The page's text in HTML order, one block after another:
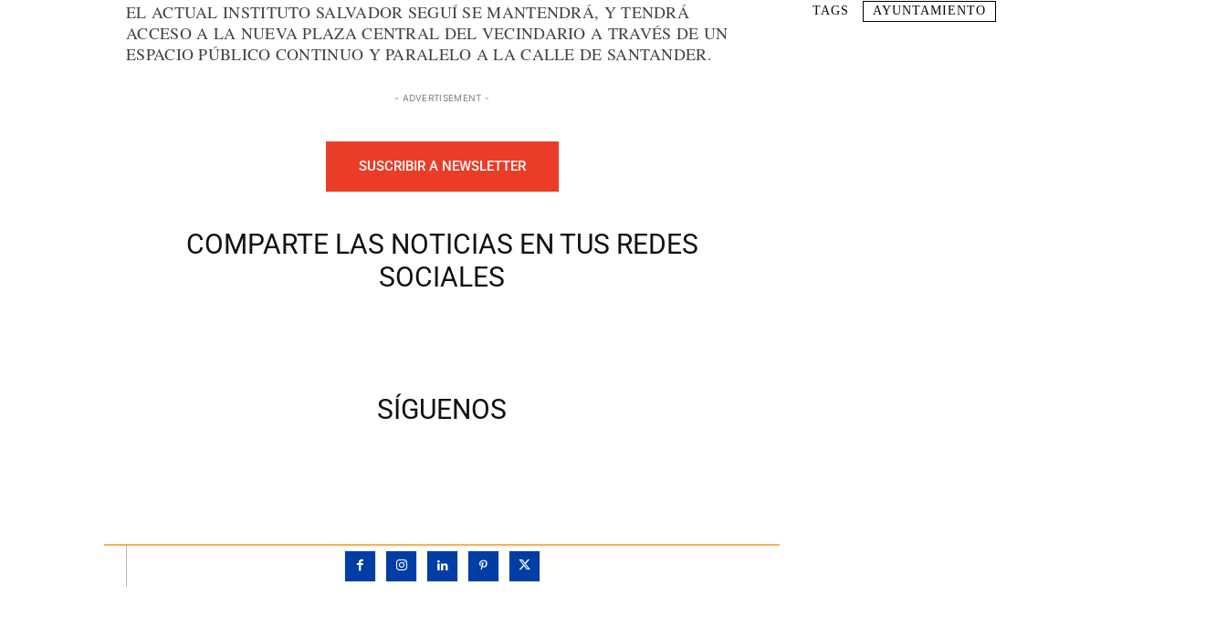
EL ACTUAL INSTITUTO SALVADOR SEGUÍ SE MANTENDRÁ, Y TENDRÁ
ACCESO A LA NUEVA PLAZA CENTRAL DEL VECINDARIO A TRAVÉS DE UN
ESPACIO PÚBLICO CONTINUO Y PARALELO A LA CALLE DE SANTANDER.
- ADVERTISEMENT -
SUSCRIBIR A NEWSLETTER
COMPARTE LAS NOTICIAS EN TUS REDES
SOCIALES
SÍGUENOS
TAGS AYUNTAMIENTO